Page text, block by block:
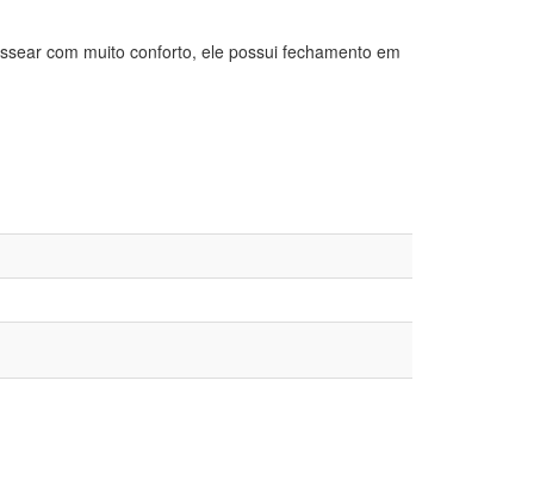
com muito conforto, ele possui fechamento em